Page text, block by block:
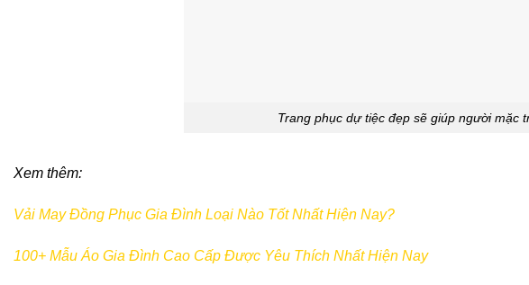
Trang phục dự tiệc đẹp sẽ giúp người mặc
Xem thêm:
Vải May Đồng Phục Gia Đình Loại Nào Tốt Nhất Hiện Nay?
100+ Mẫu Áo Gia Đình Cao Cấp Được Yêu Thích Nhất Hiện Nay